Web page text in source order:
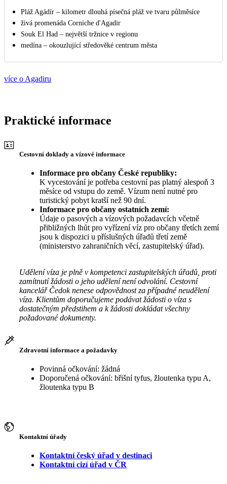
Pláž Agádír – kilometr dlouhá písečná pláž ve tvaru půlměsíce
živá promenáda Corniche d'Agadir
Souk El Had – největší tržnice v regionu
medína – okouzlující středověké centrum města
více o Agadiru
Praktické informace
Cestovní doklady a vízové informace
Informace pro občany České republiky:
K vycestování je potřeba cestovní pas platný alespoň 3
měsíce od vstupu do země. Vízum není nutné pro
turistický pobyt kratší než 90 dní.
Informace pro občany ostatních zemí:
Údaje o pasových a vízových požadavcích včetně
přibližných lhůt pro vyřízení víz pro občany třetích zemí
jsou k dispozici u příslušných úřadů třetí země
(ministerstvo zahraničních věcí, zastupitelský úřad).
Udělení víza je plně v kompetenci zastupitelských úřadů, proti
zamítnutí žádosti o jeho udělení není odvolání. Cestovní
kancelář Čedok nenese odpovědnost za případné neudělení
víza. Klientům doporučujeme podávat žádosti o víza s
dostatečným předstihem a k žádosti dokládat všechny
požadované dokumenty.
Zdravotní informace a požadavky
Povinná očkování: žádná
Doporučená očkování: břišní tyfus, žloutenka typu A,
žloutenka typu B
Kontaktní úřady
Kontaktní český úřad v destinaci
Kontaktní cizí úřad v ČR